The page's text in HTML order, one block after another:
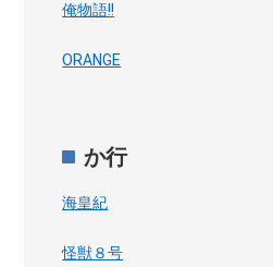
俺物語!!
ORANGE
か行
海皇紀
怪獣８号